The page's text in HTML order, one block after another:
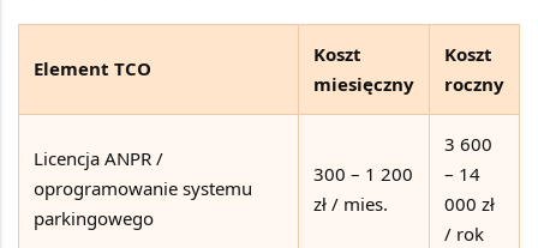
Element TCO
Koszt
miesięczny
Koszt
roczny
Licencja ANPR /
oprogramowanie systemu
parkingowego
300 – 1 200
zł / mies.
3 600
– 14
000 zł
/ rok